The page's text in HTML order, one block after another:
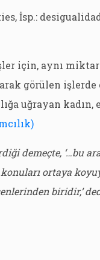
İsp.:
için, aynı
görülen
uğrayan kadın,
demeçte, ‘…bu
ortaya
biridir,’